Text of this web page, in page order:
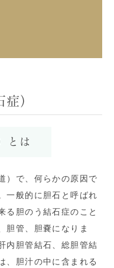
）
とは
）で、何らかの原因で
一般的に胆石と呼ばれ
る胆のう結石症のこと
胆管、胆嚢になりま
内胆管結石、総胆管結
、胆汁の中に含まれる